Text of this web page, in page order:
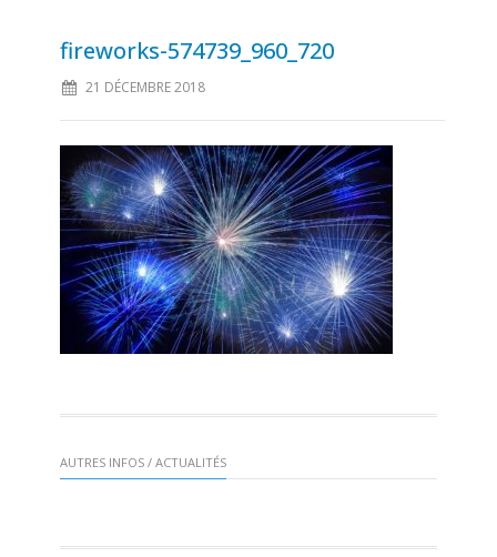
fireworks-574739_960_720
21 DÉCEMBRE 2018
AUTRES INFOS / ACTUALITÉS